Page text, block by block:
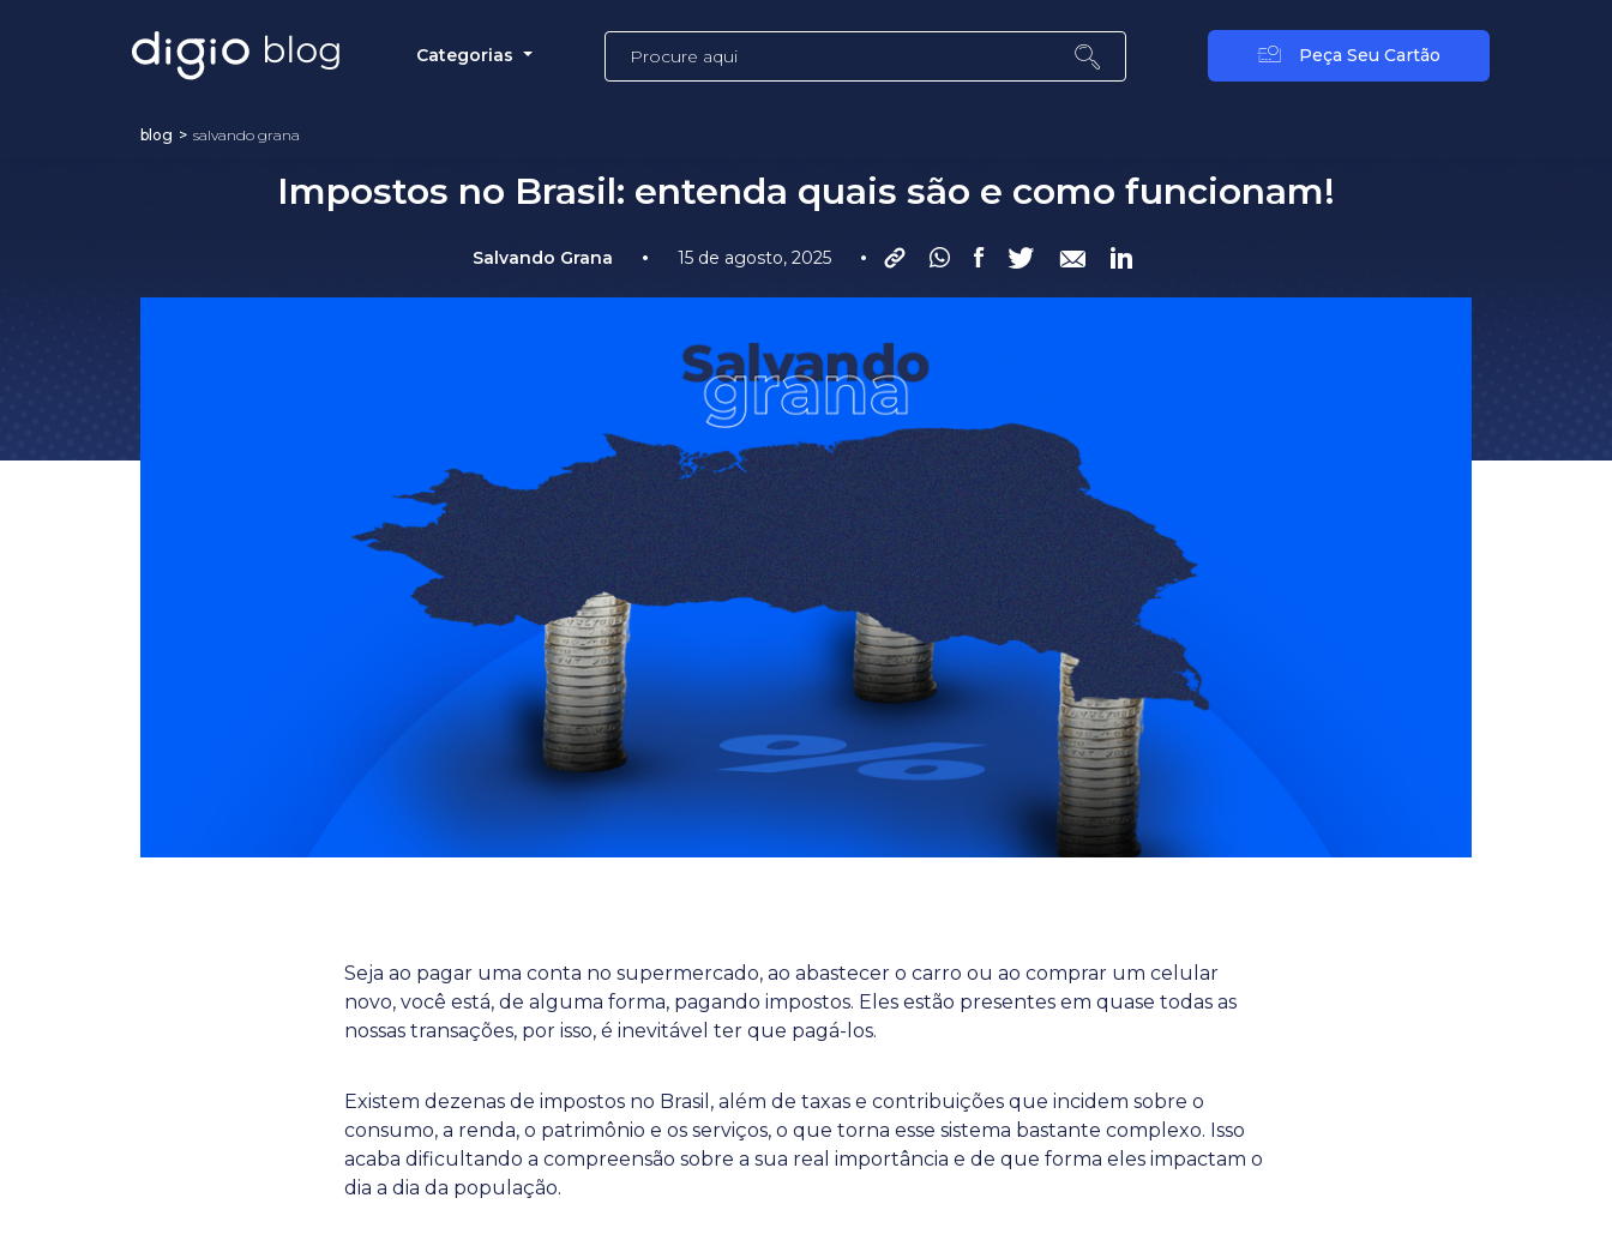
Categorias Peça Seu Cartão
blog > salvando grana
Impostos no Brasil: entenda quais são e como funcionam!
Salvando Grana • 15 de agosto, 2025 •
Seja ao pagar uma conta no supermercado, ao abastecer o carro ou ao comprar um celular
novo, você está, de alguma forma, pagando impostos. Eles estão presentes em quase todas as
nossas transações, por isso, é inevitável ter que pagá-los.
Existem dezenas de impostos no Brasil, além de taxas e contribuições que incidem sobre o
consumo, a renda, o patrimônio e os serviços, o que torna esse sistema bastante complexo. Isso
acaba dificultando a compreensão sobre a sua real importância e de que forma eles impactam o
dia a dia da população.